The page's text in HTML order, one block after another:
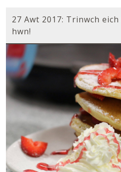
27 Awt 2017: Trinwch
hwn!